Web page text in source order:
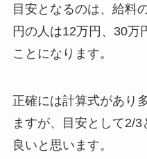
目安となるのは、給料
円の人は12万円、30万
ことになります。
正確には計算式があり
ますが、目安として2/
良いと思います。